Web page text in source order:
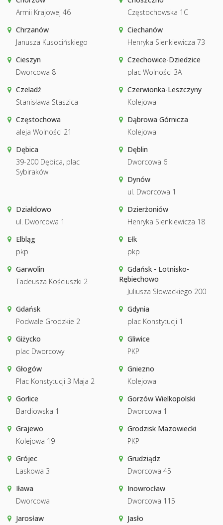
Armii Krajowej 46
Częstochowska 1C
Chrzanów
Janusza Kusocińskiego
Ciechanów
Henryka Sienkiewicza 73
Cieszyn
Dworcowa 8
Czechowice-Dziedzice
plac Wolności 3A
Czeladź
Stanisława Staszica
Czerwionka-Leszczyny
Kolejowa
Częstochowa
aleja Wolności 21
Dąbrowa Górnicza
Kolejowa
Dębica
39-200 Dębica, plac
Sybiraków
Dęblin
Dworcowa 6
Dynów
ul. Dworcowa 1
Działdowo
ul. Dworcowa 1
Dzierżoniów
Henryka Sienkiewicza 18
Elbląg
pkp
Ełk
pkp
Garwolin
Tadeusza Kościuszki 2
Gdańsk - Lotnisko-
Rębiechowo
Juliusza Słowackiego 200
Gdańsk
Podwale Grodzkie 2
Gdynia
plac Konstytucji 1
Giżycko
plac Dworcowy
Gliwice
PKP
Głogów
Plac Konstytucji 3 Maja 2
Gniezno
Kolejowa
Gorlice
Bardiowska 1
Gorzów Wielkopolski
Dworcowa 1
Grajewo
Kolejowa 19
Grodzisk Mazowiecki
PKP
Grójec
Laskowa 3
Grudziądz
Dworcowa 45
Iława
Dworcowa
Inowrocław
Dworcowa 115
Jarosław
Jasło